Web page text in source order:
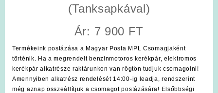
(Tanksapkával)
Ár: 7 900 FT
Termékeink postázása a Magyar Posta MPL Csomagjaként
történik. Ha a megrendelt benzinmotoros kerékpár, elektromos
kerékpár alkatrésze raktárunkon van rögtön tudjuk csomagolni!
Amennyiben alkatrész rendelését 14:00-ig leadja, rendszerint
még aznap összeállítjuk a csomagot postázására! Elsőbbségi